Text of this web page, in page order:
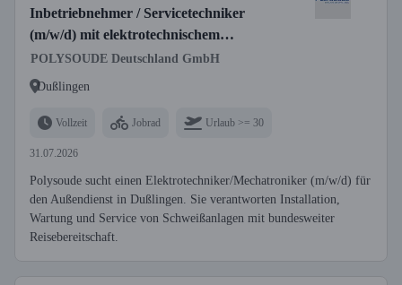
Inbetriebnehmer / Servicetechniker
(m/w/d) mit elektrotechnischem
Hintergrund im Bereich Schweißtechnik
POLYSOUDE Deutschland GmbH
Dußlingen
Vollzeit Jobrad Urlaub >= 30
31.07.2026
Polysoude sucht einen Elektrotechniker/Mechatroniker (m/w/d) für
den Außendienst in Dußlingen. Sie verantworten Installation,
Wartung und Service von Schweißanlagen mit bundesweiter
Reisebereitschaft.